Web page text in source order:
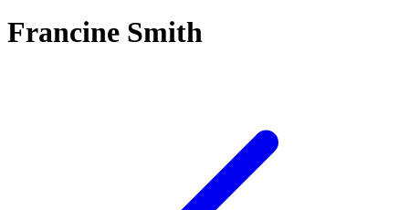
Francine Smith